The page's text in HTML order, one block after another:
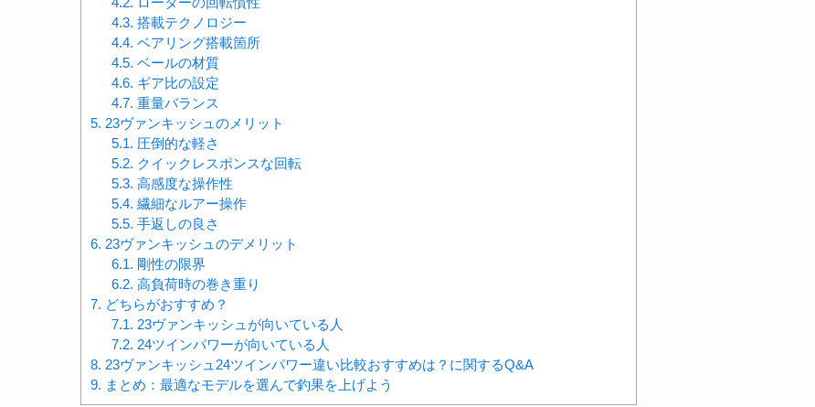
4.3. 搭載テクノロジー
4.4. ベアリング搭載箇所
4.5. ベールの材質
4.6. ギア比の設定
4.7. 重量バランス
5. 23ヴァンキッシュのメリット
5.1. 圧倒的な軽さ
5.2. クイックレスポンスな回転
5.3. 高感度な操作性
5.4. 繊細なルアー操作
5.5. 手返しの良さ
6. 23ヴァンキッシュのデメリット
6.1. 剛性の限界
6.2. 高負荷時の巻き重り
7. どちらがおすすめ？
7.1. 23ヴァンキッシュが向いている人
7.2. 24ツインパワーが向いている人
8. 23ヴァンキッシュ24ツインパワー違い比較おすすめは？に関するQ&A
9. まとめ：最適なモデルを選んで釣果を上げよう